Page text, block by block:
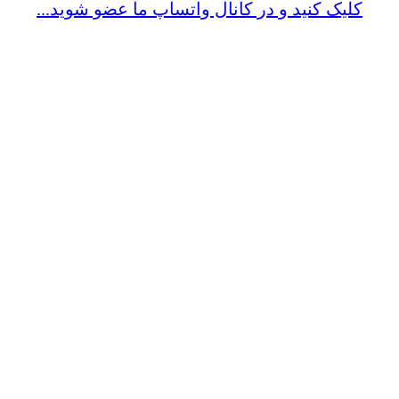
کلیک کنید و در کانال واتساپ ما عضو شوید...